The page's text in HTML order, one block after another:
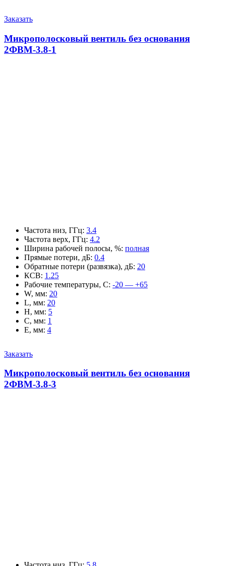
Заказать
Микрополосковый вентиль без основания
2ФВМ-3.8-1
Частота низ, ГГц: 3.4
Частота верх, ГГц: 4.2
Ширина рабочей полосы, %: полная
Прямые потери, дБ: 0.4
Обратные потери (развязка), дБ: 20
КСВ: 1.25
Рабочие температуры, С: -20 — +65
W, мм: 20
L, мм: 20
H, мм: 5
C, мм: 1
E, мм: 4
Заказать
Микрополосковый вентиль без основания
2ФВМ-3.8-3